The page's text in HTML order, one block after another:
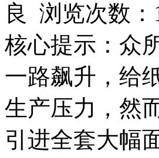
良 浏览次数：
核心提示：众
一路飙升，给
生产压力，然
引进全套大幅